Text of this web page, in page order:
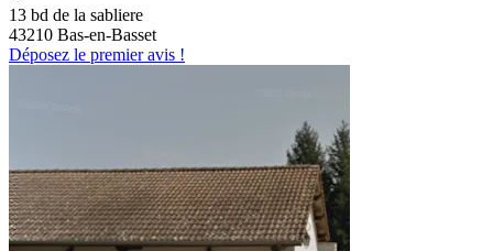
13 bd de la sabliere
43210 Bas-en-Basset
Déposez le premier avis !